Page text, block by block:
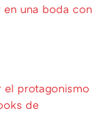
en una boda con
el protagonismo
de